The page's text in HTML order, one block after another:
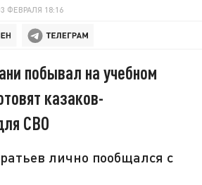
ФЕВРАЛЯ 18:16
побывал на учебном
казаков-
СВО
лично пообщался с